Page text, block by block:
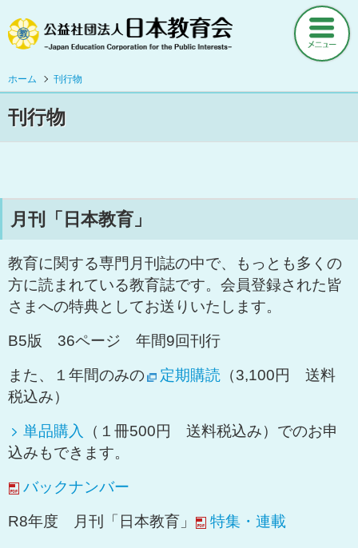
ホーム
日本教育会について
刊行物
月刊『日本教育』
日本教育新聞社との連携等について
日本教育会叢書
各種用紙ダウンロード
月刊「日本教育」
サイトマップ
03-5803-9707
nkk@nihonkyouikukai.or.jp
ホーム 刊行物
刊行物
月刊「日本教育」
教育に関する専門月刊誌の中で、もっとも多くの
方に読まれている教育誌です。会員登録された皆
さまへの特典としてお送りいたします。
B5版 36ページ 年間9回刊行
また、１年間のみの 定期購読 （3,100円 送料
税込み）
単品購入
（１冊500円 送料税込み）でのお申
込みもできます。
バックナンバー
R8年度 月刊「日本教育」 特集・連載